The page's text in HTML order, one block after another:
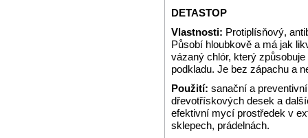
DETASTOP
Vlastnosti: Protiplísňový,
Působí hloubkově a má jak
vázaný chlór, který
podkladu. Je bez zápachu a
Použití: sanační a
dřevotřískových desek a
efektivní mycí prostředek v
sklepech, prádelnách.